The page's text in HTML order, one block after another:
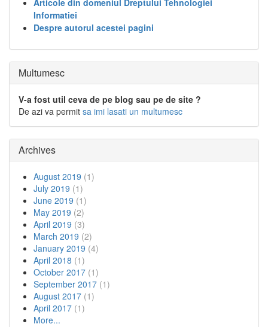
Articole din domeniul Dreptului Tehnologiei
Informatiei
Despre autorul acestei pagini
Multumesc
V-a fost util ceva de pe blog sau pe de site ?
De azi va permit sa imi lasati un multumesc
Archives
August 2019 (1)
July 2019 (1)
June 2019 (1)
May 2019 (2)
April 2019 (3)
March 2019 (2)
January 2019 (4)
April 2018 (1)
October 2017 (1)
September 2017 (1)
August 2017 (1)
April 2017 (1)
More...